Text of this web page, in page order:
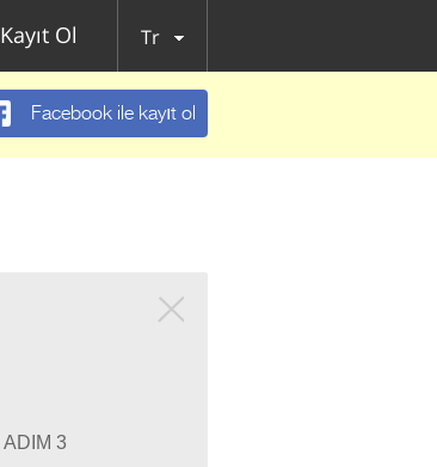
Kayıt Ol Tr
Facebook ile kayıt ol
ADIM 3